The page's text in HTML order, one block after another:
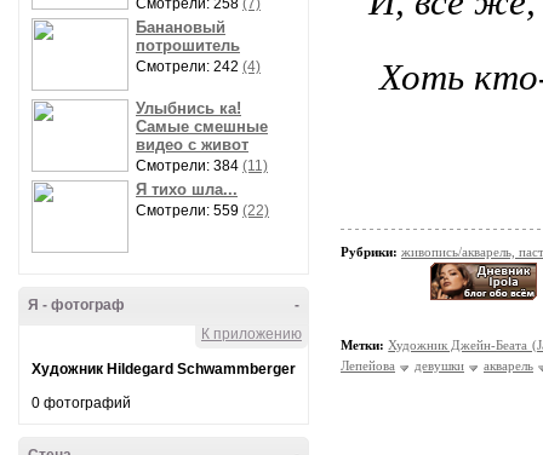
Смотрели: 258 (7)
Банановый
потрошитель
Смотрели: 242 (4)
Улыбнись ка!
Самые смешные
видео с живот
Смотрели: 384 (11)
Я тихо шла...
Смотрели: 559 (22)
-
Я - фотограф
К приложению
Художник Hildegard Schwammberger
0 фотографий
Хоть
Рубрики: живопись/акварель,
Метки: Художник Джейн-Беата
Лепейова
девушки акварель